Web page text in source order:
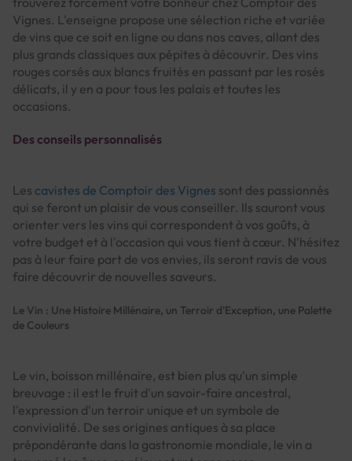
Vignes. L'enseigne propose une sélection riche et variée
de vins que ce soit en ligne ou dans nos caves, allant des
plus grands classiques aux pépites à découvrir. Des vins
rouges corsés aux blancs fruités en passant par les rosés
délicats, il y en a pour tous les palais et toutes les
occasions.
Des conseils personnalisés
Les cavistes de Comptoir des Vignes sont des passionnés
qui se feront un plaisir de vous conseiller. Ils sauront vous
orienter vers les vins qui correspondent à vos goûts, à
votre budget et à l'occasion qui vous tient à cœur. N'hésitez
pas à leur faire part de vos envies, ils seront ravis de vous
faire découvrir de nouvelles saveurs.
Le Vin : Une Histoire Millénaire, un Terroir d'Exception, une Palette
de Couleurs
Le vin, boisson millénaire, est bien plus qu'un simple
breuvage : il est le fruit d'un savoir-faire ancestral,
l'expression d'un terroir unique et un symbole de
convivialité. De ses origines antiques à sa place
prépondérante dans la gastronomie mondiale, le vin a